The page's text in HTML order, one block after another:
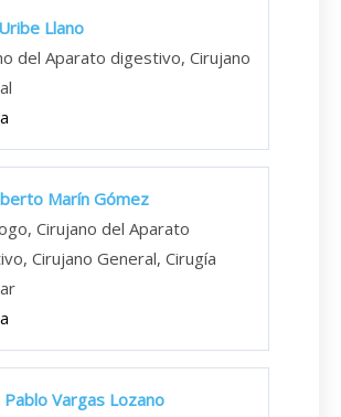
Llano
del Aparato digestivo, Cirujano
Marín Gómez
Cirujano del Aparato
Cirujano General, Cirugía
Vargas Lozano